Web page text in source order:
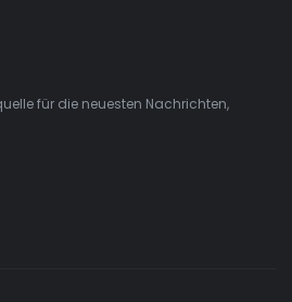
für die neuesten Nachrichten,